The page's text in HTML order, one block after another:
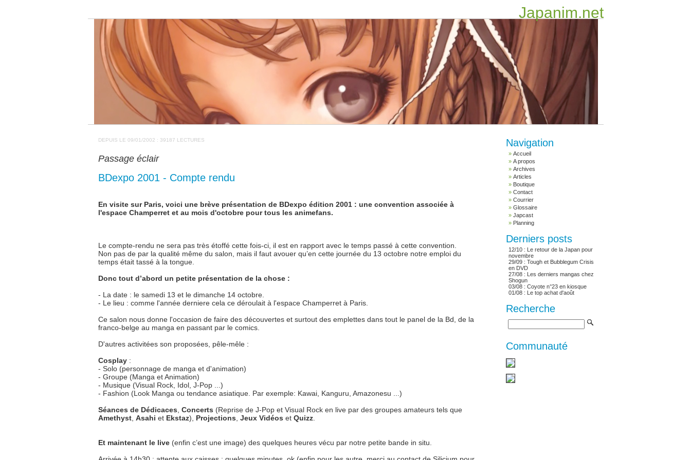
Japanim.net
Navigation
Accueil
A propos
Archives
Articles
Boutique
Contact
Courrier
Glossaire
Japcast
Planning
Derniers posts
12/10 : Le retour de la Japan pour
novembre
29/09 : Tough et Bubblegum Crisis
en DVD
27/08 : Les derniers mangas chez
Shogun
03/08 : Coyote n°23 en kiosque
01/08 : Le top achat d'août
Recherche
Communauté
DEPUIS LE 09/01/2002 : 39187 LECTURES
Passage éclair
BDexpo 2001 - Compte rendu
En visite sur Paris, voici une brève présentation de BDexpo édition 2001 : une convention associée à
l'espace Champerret et au mois d'octobre pour tous les animefans.
Le compte-rendu ne sera pas très étoffé cette fois-ci, il est en rapport avec le temps passé à cette convention.
Non pas de par la qualité même du salon, mais il faut avouer qu’en cette journée du 13 octobre notre emploi du
temps était tassé à la tongue.
Donc tout d’abord un petite présentation de la chose :
- La date : le samedi 13 et le dimanche 14 octobre.
- Le lieu : comme l'année derniere cela ce déroulait à l'espace Champerret à Paris.
Ce salon nous donne l'occasion de faire des découvertes et surtout des emplettes dans tout le panel de la Bd, de la
franco-belge au manga en passant par le comics.
D'autres activitées son proposées, pêle-mêle :
Cosplay:
- Solo (personnage de manga et d'animation)
- Groupe (Manga et Animation)
- Musique (Visual Rock, Idol, J-Pop ...)
- Fashion (Look Manga ou tendance asiatique. Par exemple: Kawai, Kanguru, Amazonesu ...)
Séances de Dédicaces Concerts (Reprise de J-Pop et Visual Rock en live par des groupes amateurs tels que
Amethyst, Asahi et Ekstaz), Projections Jeux Vidéos et Quizz.
Et maintenant le live(enfin c’est une image) des quelques heures vécu par notre petite bande in situ.